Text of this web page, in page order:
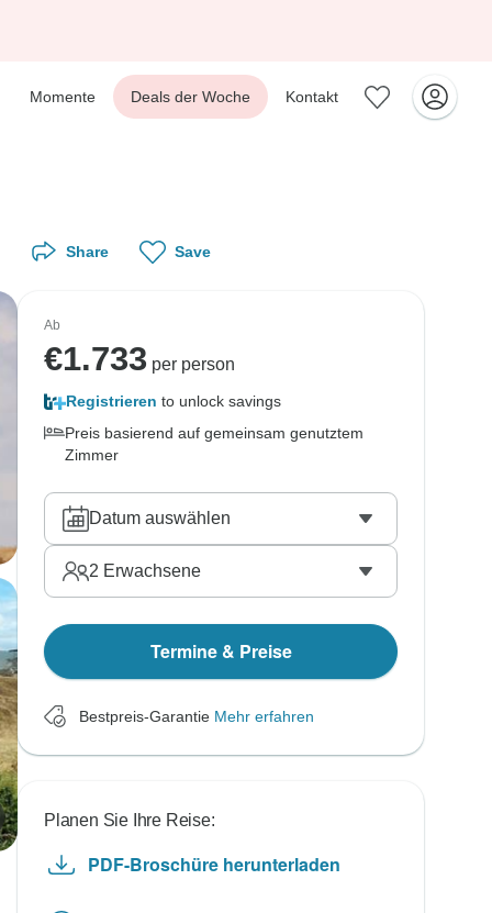
Momente Deals der Woche Kontakt
Share Save
Ab
€1.733 per person
Registrieren to unlock savings
Preis basierend auf gemeinsam genutztem
Zimmer
Datum auswählen
2 Erwachsene
Termine & Preise
Bestpreis-Garantie Mehr erfahren
Planen Sie Ihre Reise:
PDF-Broschüre herunterladen